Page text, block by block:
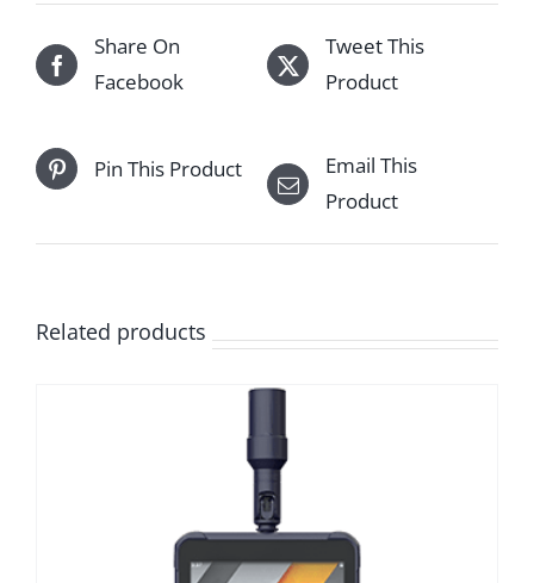
Share On
Facebook
Tweet This
Product
Pin This Product
Email This
Product
Related products